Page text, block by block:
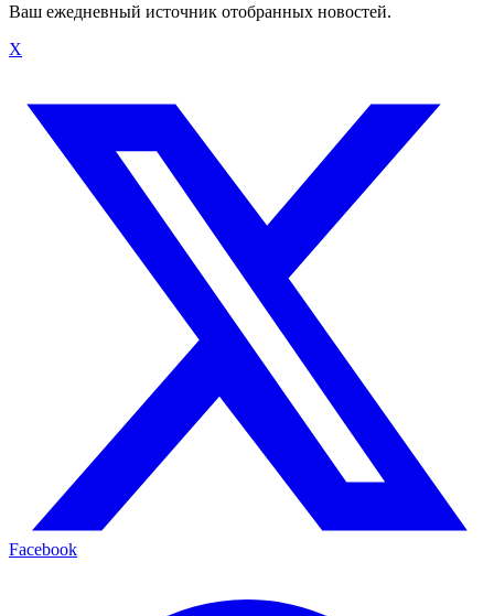
Ваш ежедневный источник отобранных новостей.
X
Facebook